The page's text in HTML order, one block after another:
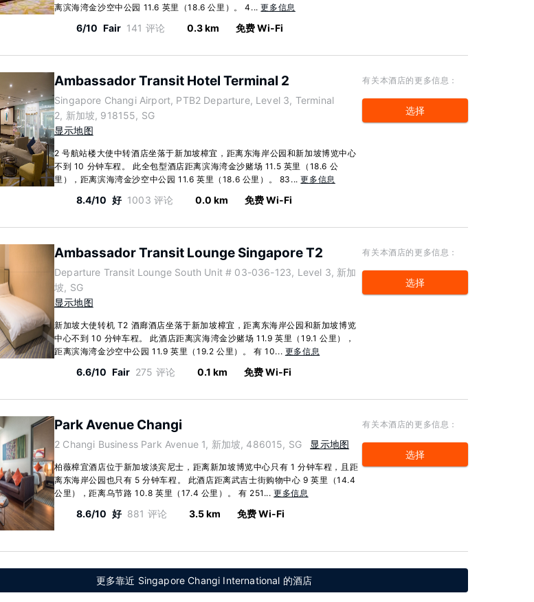
离滨海湾金沙空中公园 11.6 英里（18.6 公里）。 4...更多信息
6/10 Fair 141 评论 0.3 km 免费 Wi-Fi
Ambassador Transit Hotel Terminal 2
Singapore Changi Airport, PTB2 Departure, Level 3, Terminal
2, 新加坡, 918155, SG
显示地图
2 号航站楼大使中转酒店坐落于新加坡樟宜，距离东海岸公园和新加坡博览中心
不到 10 分钟车程。 此全包型酒店距离滨海湾金沙赌场 11.5 英里（18.6 公
里），距离滨海湾金沙空中公园 11.6 英里（18.6 公里）。 83...更多信息
8.4/10 好 1003 评论 0.0 km 免费 Wi-Fi
有关本酒店的更多信息：
选择
Ambassador Transit Lounge Singapore T2
Departure Transit Lounge South Unit # 03-036-123, Level 3, 新加
坡, SG
显示地图
新加坡大使转机 T2 酒廊酒店坐落于新加坡樟宜，距离东海岸公园和新加坡博览
中心不到 10 分钟车程。 此酒店距离滨海湾金沙赌场 11.9 英里（19.1 公里），
距离滨海湾金沙空中公园 11.9 英里（19.2 公里）。 有 10... 更多信息
6.6/10 Fair 275 评论 0.1 km 免费 Wi-Fi
有关本酒店的更多信息：
选择
Park Avenue Changi
2 Changi Business Park Avenue 1, 新加坡, 486015, SG 显示地图
柏薇樟宜酒店位于新加坡淡宾尼士，距离新加坡博览中心只有 1 分钟车程，且距
离东海岸公园也只有 5 分钟车程。 此酒店距离武吉士街购物中心 9 英里（14.4
公里），距离乌节路 10.8 英里（17.4 公里）。 有 251...更多信息
8.6/10 好 881 评论 3.5 km 免费 Wi-Fi
有关本酒店的更多信息：
选择
更多靠近 Singapore Changi International 的酒店